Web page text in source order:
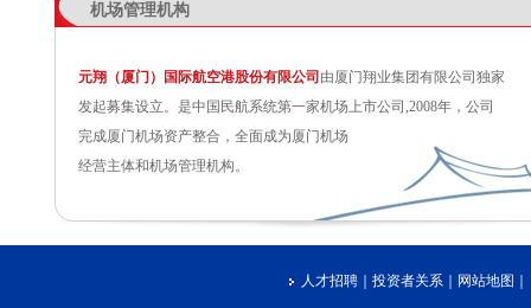
机场管理机构
元翔（厦门）国际航空港股份有限公司 由厦门翔业集团有限公司独家
发起募集设立。是中国民航系统第一家机场上市公司,2008年，公司
完成厦门机场资产整合，全面成为厦门机场
经营主体和机场管理机构。
人才招聘 投资者关系 网站地图